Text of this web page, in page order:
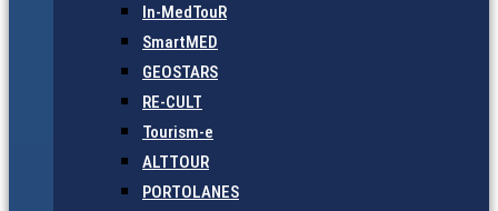
In-MedTouR
SmartMED
GEOSTARS
RE-CULT
Tourism-e
ALTTOUR
PORTOLANES